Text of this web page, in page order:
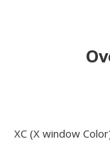
XC (X window